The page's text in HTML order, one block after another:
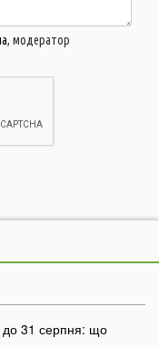
, модератор
до 31 серпня: що